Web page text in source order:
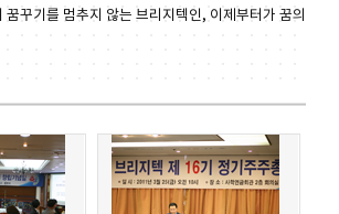
꿈꾸기를 멈추지 않는 브리지텍인, 이제부터가 꿈의